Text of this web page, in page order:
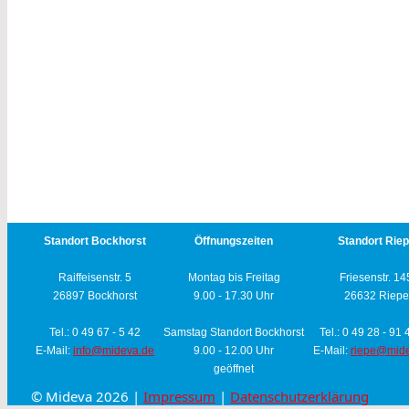
Standort Bockhorst Öffnungszeiten Standort
Raiffeisenstr. 5
26897 Bockhorst
Tel.: 0 49 67 - 5 42
E-Mail: info@mideva.de
Montag bis Freitag
9.00 - 17.30 Uhr
Samstag Standort Bockhorst
9.00 - 12.00 Uhr
geöffnet
Friesenstr.
26632 Riepe
Tel.: 0 49 28 - 91
E-Mail:
© Mideva 2026 | Impressum | Datenschutzerklärung